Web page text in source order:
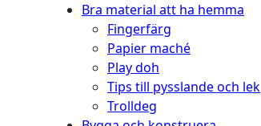
Bra material att ha hemma
Fingerfärg
Papier maché
Play doh
Tips till pysslande och lek
Trolldeg